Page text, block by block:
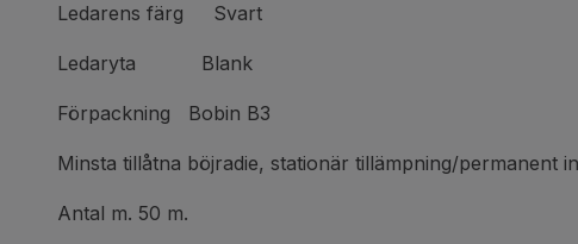
Ledarens färg Svart
Ledaryta Blank
Förpackning Bobin B3
Minsta tillåtna böjradie, stationär tillämpning/
Antal m. 50 m.